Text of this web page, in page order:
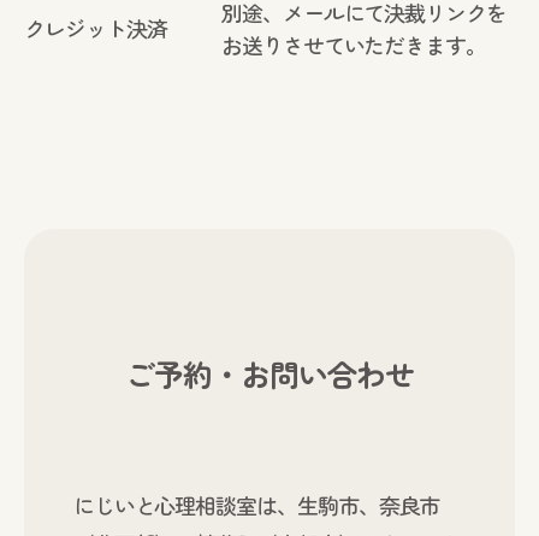
クレジット決済
別途、メールにて決裁リンクを
お送りさせていただきます。
ご予約・お問い合わせ
にじいと心理相談室は、生駒市、奈良市